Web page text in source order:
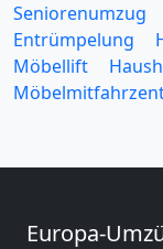
Seniorenumzug
Entrümpelung
Möbellift
Europa-